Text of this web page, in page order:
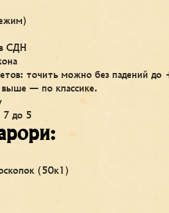
СДН
точить можно без падений
— по классике.
7 до 5
(50к1)